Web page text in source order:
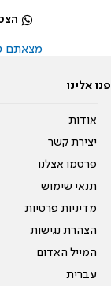
מצאתם
פנו אלינו
אודות
יצירת קשר
פרסמו אצלנו
תנאי שימוש
מדיניות פרטיות
הצהרת נגישות
המייל האדום
עברית